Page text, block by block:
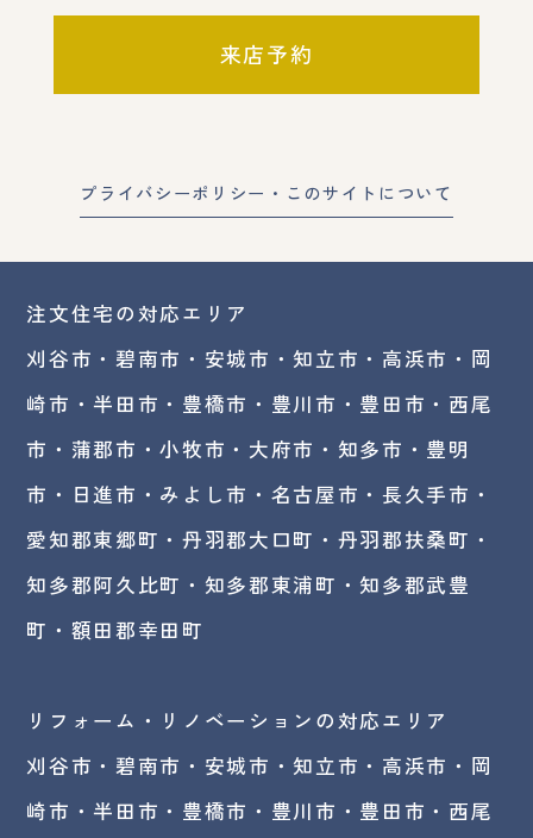
来店予約
プライバシーポリシー・このサイトについて
注文住宅の対応エリア
刈谷市・碧南市・ 安城市 ・知立市 ・高浜市・ 岡
崎市 ・半田市・豊橋市・豊川市・豊田市・西尾
市・蒲郡市・小牧市・大府市・知多市・豊明
市・日進市・みよし市・ 名古屋市 ・長久手市・
愛知郡東郷町・丹羽郡大口町・丹羽郡扶桑町・
知多郡阿久比町・知多郡東浦町・知多郡武豊
町・額田郡幸田町
リフォーム・リノベーションの対応エリア
刈谷市・碧南市・ 安城市 ・知立市・高浜市・岡
崎市・半田市・豊橋市・豊川市・豊田市・西尾